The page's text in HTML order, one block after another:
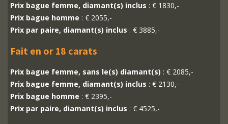
Prix bague femme, diamant(s) inclus : € 1830,-
Prix bague homme : € 2055,-
Prix par paire, diamant(s) inclus : € 3885,-
Fait en or 18 carats
Prix bague femme, sans le(s) diamant(s) : € 2085,-
Prix bague femme, diamant(s) inclus : € 2130,-
Prix bague homme : € 2395,-
Prix par paire, diamant(s) inclus : € 4525,-